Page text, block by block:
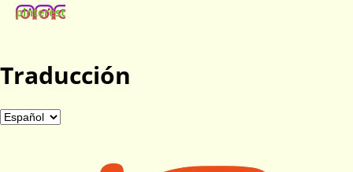
pinterest
Traducción